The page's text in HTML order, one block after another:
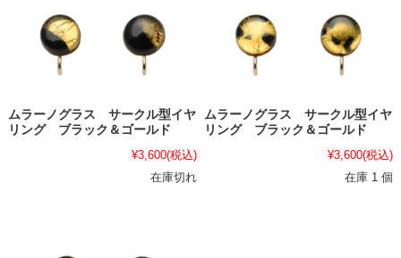
ムラーノグラス サークル型イヤ
リング ブラック＆ゴールド
¥3,600(税込)
在庫切れ
ムラーノグラス サークル型イヤ
リング ブラック＆ゴールド
¥3,600(税込)
在庫 1 個